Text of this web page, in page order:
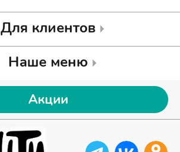
Для клиентов
Наше меню
Акции